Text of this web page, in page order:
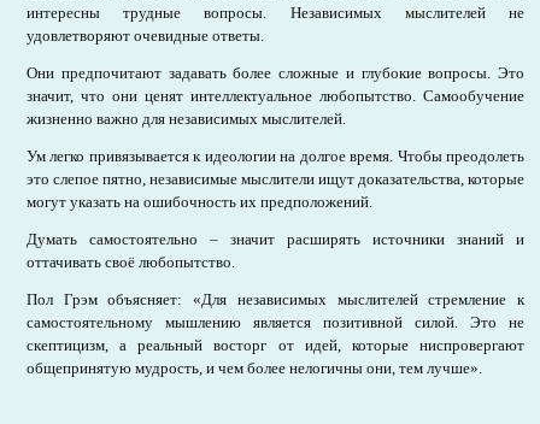
интересны трудные вопросы. Независимых мыслителей не
удовлетворяют очевидные ответы.
Они предпочитают задавать более сложные и глубокие вопросы. Это
значит, что они ценят интеллектуальное любопытство. Самообучение
жизненно важно для независимых мыслителей.
Ум легко привязывается к идеологии на долгое время. Чтобы преодолеть
это слепое пятно, независимые мыслители ищут доказательства, которые
могут указать на ошибочность их предположений.
Думать самостоятельно – значит расширять источники знаний и
оттачивать своё любопытство.
Пол Грэм объясняет: «Для независимых мыслителей стремление к
самостоятельному мышлению является позитивной силой. Это не
скептицизм, а реальный восторг от идей, которые ниспровергают
общепринятую мудрость, и чем более нелогичны они, тем лучше».